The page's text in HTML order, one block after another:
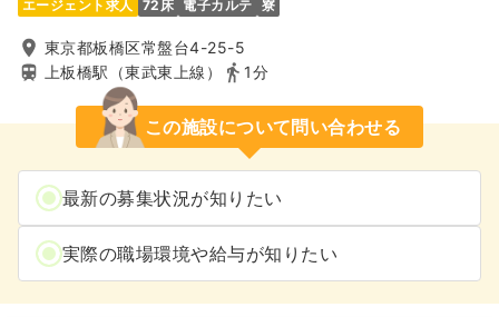
エージェント求人 72床 電子カルテ 寮
東京都板橋区常盤台4-25-5
上板橋駅（東武東上線）
1分
この施設について問い合わせる
最新の募集状況が知りたい
実際の職場環境や給与が知りたい